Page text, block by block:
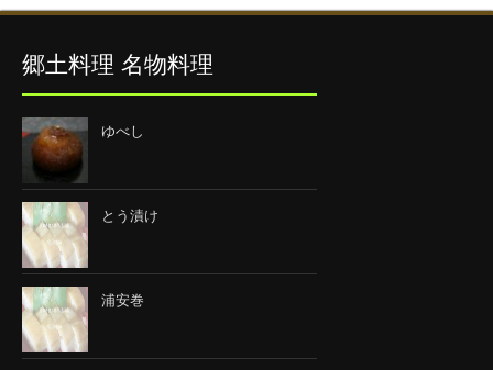
郷土料理 名物料理
ゆべし
とう漬け
浦安巻